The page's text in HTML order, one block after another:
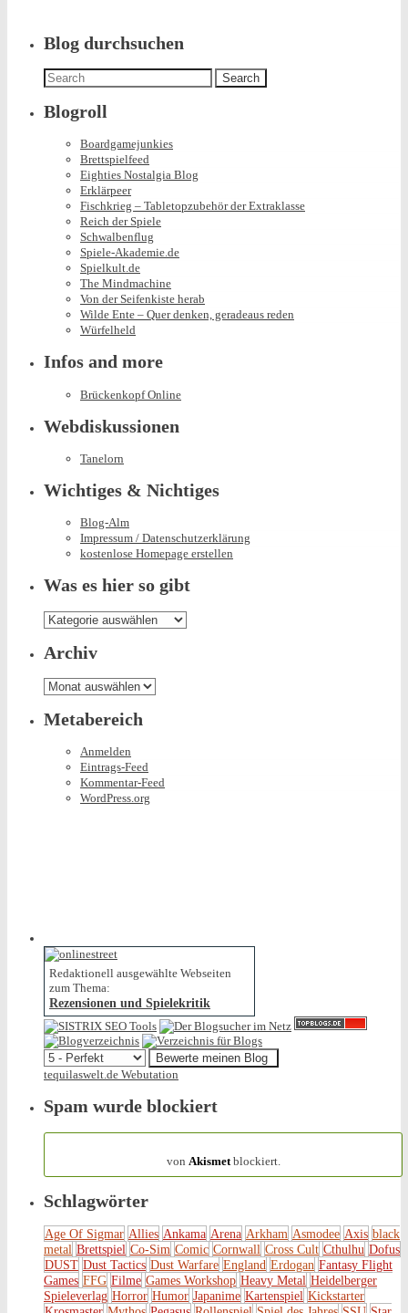
Blog durchsuchen
Search
for:
Blogroll
Boardgamejunkies
Brettspielfeed
Eighties Nostalgia Blog
Erklärpeer
Fischkrieg – Tabletopzubehör der Extraklasse
Reich der Spiele
Schwalbenflug
Spiele-Akademie.de
Spielkult.de
The Mindmachine
Von der Seifenkiste herab
Wilde Ente – Quer denken, geradeaus reden
Würfelheld
Infos and more
Brückenkopf Online
Webdiskussionen
Tanelorn
Wichtiges & Nichtiges
Blog-Alm
Impressum / Datenschutzerklärung
kostenlose Homepage erstellen
Was es hier so gibt
Was
es
hier
so
gibt
Archiv
Archiv
Metabereich
Anmelden
Eintrags-Feed
Kommentar-Feed
WordPress.org
Redaktionell ausgewählte Webseiten
zum Thema:
Rezensionen und Spielekritik
tequilaswelt.de Webutation
Spam wurde blockiert
von Akismetblockiert.
Schlagwörter
Age Of Sigmar Allies Ankama Arena Arkham Asmodee Axis black
metal Brettspiel Co-Sim Comic Cornwall Cross Cult Cthulhu Dofus
DUST Dust Tactics Dust Warfare England Erdogan Fantasy Flight
Games FFG Filme Games Workshop Heavy Metal Heidelberger
Spieleverlag Horror Humor Japanime Kartenspiel Kickstarter